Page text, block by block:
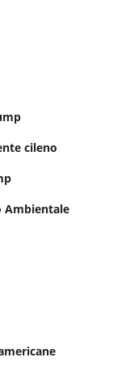
cileno
Ambientale